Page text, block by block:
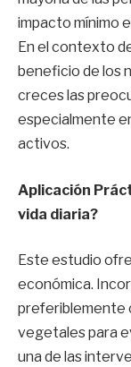
impacto mínimo
En el contexto
beneficio de los
creces las
especialmente
activos.
Aplicación
vida diaria?
Este estudio
económica.
preferiblemente
vegetales para
una de las